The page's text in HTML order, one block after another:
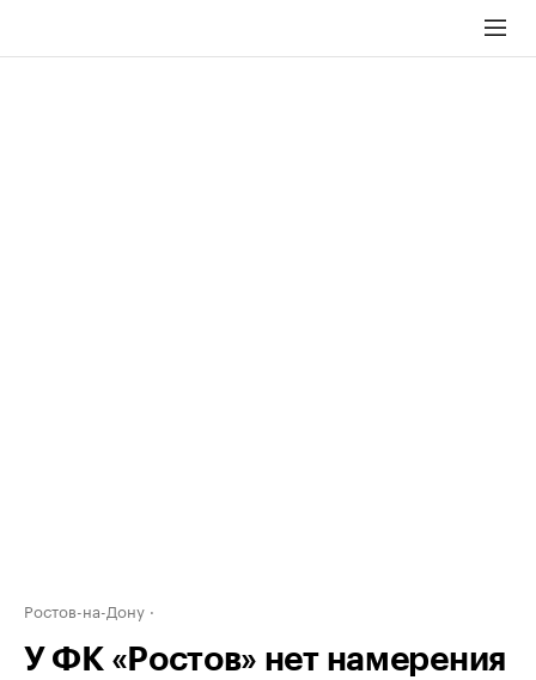
Ростов-на-Дону
У ФК «Ростов» нет намерения